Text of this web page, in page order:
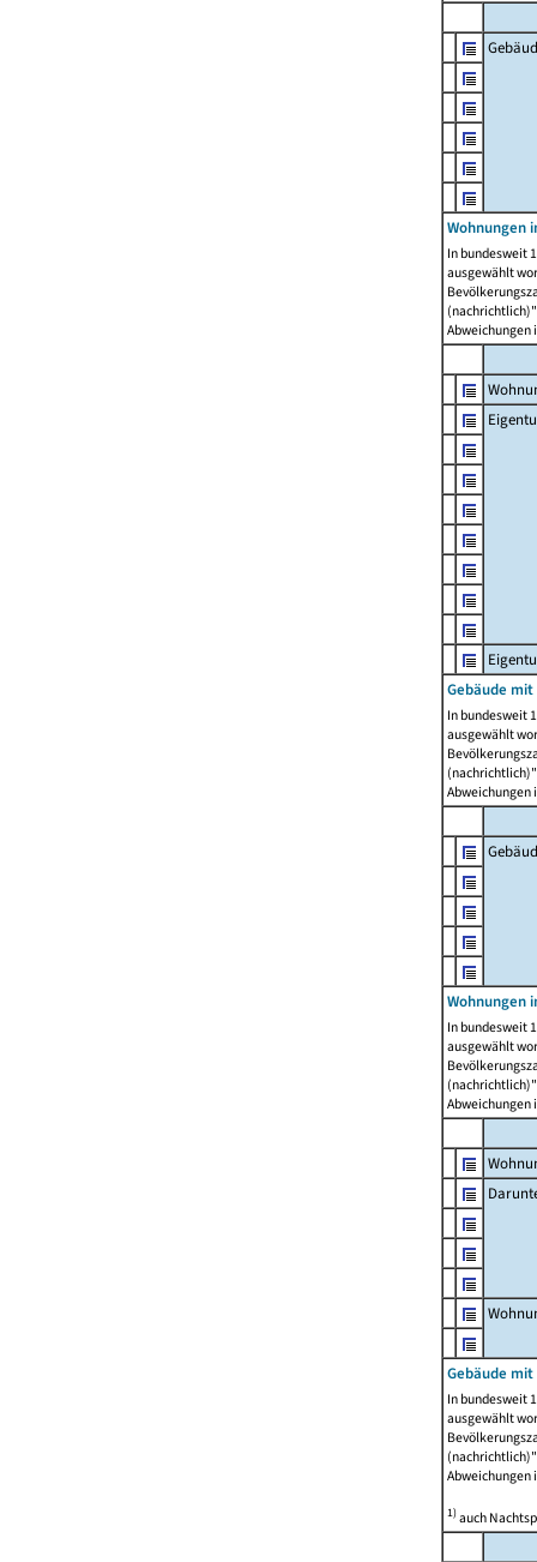
Wohnungen
In bundesweit
ausgewählt
Abweichungen
Gebäude
In bundesweit
ausgewählt
Abweichungen
Wohnungen
In bundesweit
ausgewählt
Abweichungen
Gebäude
In bundesweit
ausgewählt
Abweichungen
1)auch